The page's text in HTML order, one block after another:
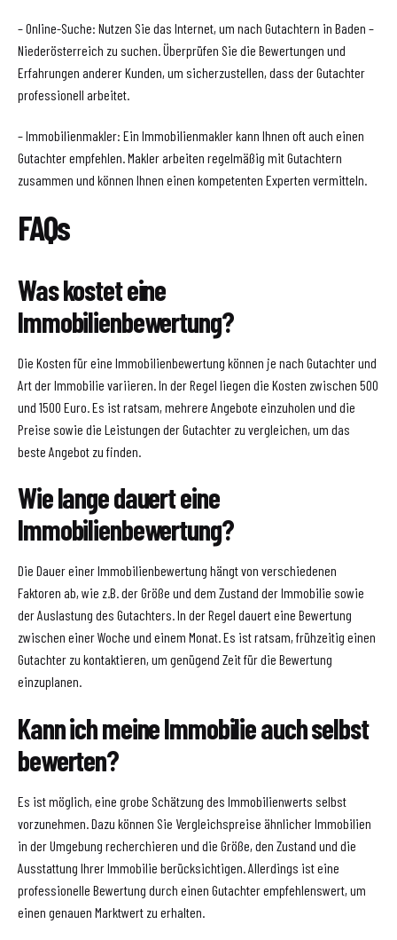
– Online-Suche: Nutzen Sie das Internet, um nach Gutachtern in Baden –
Niederösterreich zu suchen. Überprüfen Sie die Bewertungen und
Erfahrungen anderer Kunden, um sicherzustellen, dass der Gutachter
professionell arbeitet.
– Immobilienmakler: Ein Immobilienmakler kann Ihnen oft auch einen
Gutachter empfehlen. Makler arbeiten regelmäßig mit Gutachtern
zusammen und können Ihnen einen kompetenten Experten vermitteln.
FAQs
Was kostet eine
Immobilienbewertung?
Die Kosten für eine Immobilienbewertung können je nach Gutachter und
Art der Immobilie variieren. In der Regel liegen die Kosten zwischen 500
und 1500 Euro. Es ist ratsam, mehrere Angebote einzuholen und die
Preise sowie die Leistungen der Gutachter zu vergleichen, um das
beste Angebot zu finden.
Wie lange dauert eine
Immobilienbewertung?
Die Dauer einer Immobilienbewertung hängt von verschiedenen
Faktoren ab, wie z.B. der Größe und dem Zustand der Immobilie sowie
der Auslastung des Gutachters. In der Regel dauert eine Bewertung
zwischen einer Woche und einem Monat. Es ist ratsam, frühzeitig einen
Gutachter zu kontaktieren, um genügend Zeit für die Bewertung
einzuplanen.
Kann ich meine Immobilie auch selbst
bewerten?
Es ist möglich, eine grobe Schätzung des Immobilienwerts selbst
vorzunehmen. Dazu können Sie Vergleichspreise ähnlicher Immobilien
in der Umgebung recherchieren und die Größe, den Zustand und die
Ausstattung Ihrer Immobilie berücksichtigen. Allerdings ist eine
professionelle Bewertung durch einen Gutachter empfehlenswert, um
einen genauen Marktwert zu erhalten.